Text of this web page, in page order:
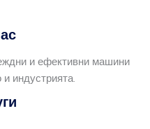
и ефективни машини
и индустрията.